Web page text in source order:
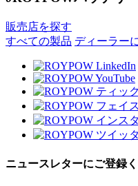
販売店を探す
すべての製品 ディーラー
ニュースレターにご登録